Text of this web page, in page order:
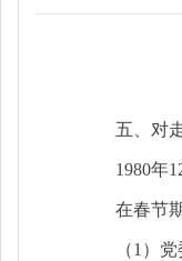
五、对
1980年
在春节
（1）